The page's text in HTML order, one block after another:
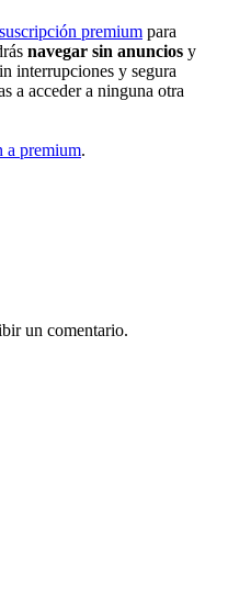
suscripción premium para
navegar sin anuncios y
interrupciones y segura
a acceder a ninguna otra
a premium.
un comentario.